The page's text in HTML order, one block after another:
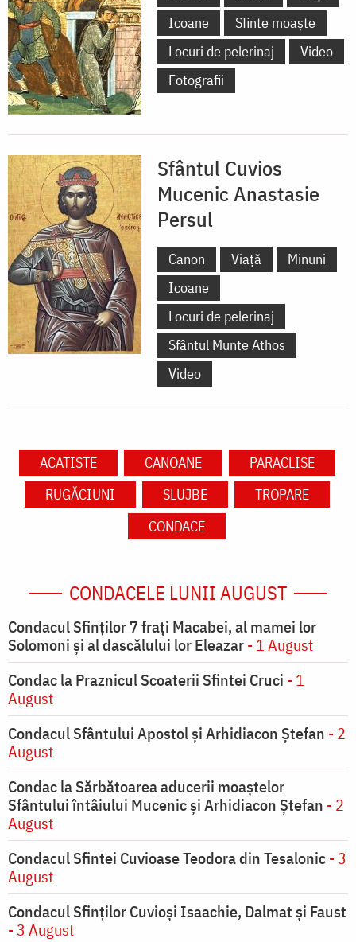
Icoane
Sfinte moaște
Locuri de pelerinaj
Video
Fotografii
Sfântul Cuvios
Mucenic Anastasie
Persul
Canon Viață
Minuni
Icoane
Locuri de pelerinaj
Sfântul Munte Athos
Video
ACATISTE CANOANE
PARACLISE
RUGĂCIUNI
SLUJBE
TROPARE
CONDACE
CONDACELE LUNII AUGUST
Condacul Sfinţilor 7 fraţi Macabei, al mamei lor
Solomoni şi al dascălului lor Eleazar- 1 August
Condac la Praznicul Scoaterii Sfintei Cruci - 1
August
Condacul Sfântului Apostol și Arhidiacon Ștefan - 2
August
Condac la Sărbătoarea aducerii moaştelor
Sfântului întâiului Mucenic şi Arhidiacon Ştefan - 2
August
Condacul Sfintei Cuvioase Teodora din Tesalonic- 3
August
Condacul Sfinţilor Cuvioşi Isaachie, Dalmat şi Faust
- 3 August